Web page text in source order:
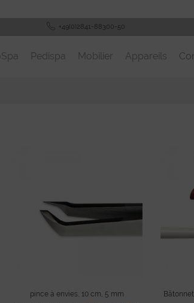
+49(0)2841-88300-50
Pedispa Mobilier Appareils
pince à envies, 10 cm, 5 mm